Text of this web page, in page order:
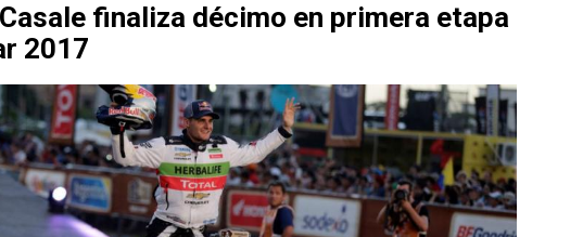
finaliza décimo en primera etapa
2017